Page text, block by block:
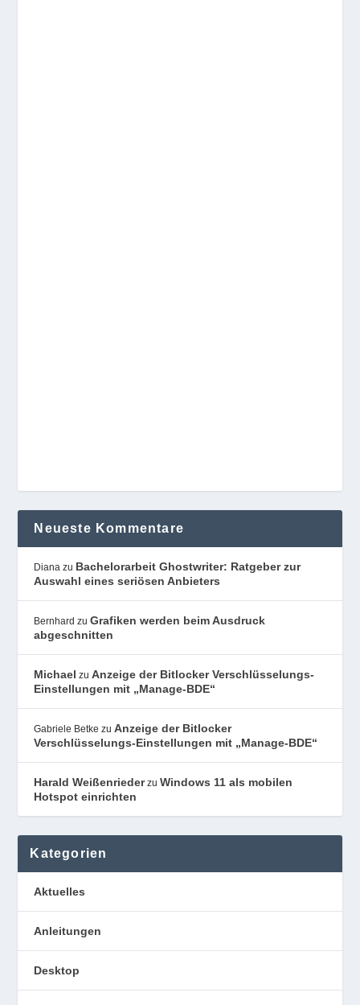
Neueste Kommentare
Diana zu Bachelorarbeit Ghostwriter: Ratgeber zur
Auswahl eines seriösen Anbieters
Bernhard zuGrafiken werden beim Ausdruck
abgeschnitten
Michael zuAnzeige der Bitlocker Verschlüsselungs-
Einstellungen mit „Manage-BDE“
Gabriele Betke zuAnzeige der Bitlocker
Verschlüsselungs-Einstellungen mit „Manage-BDE“
Harald WeißenriederzuWindows 11 als mobilen
Hotspot einrichten
Kategorien
Aktuelles
Anleitungen
Desktop